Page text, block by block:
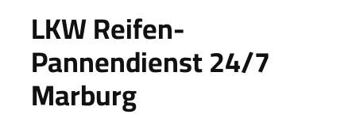
LKW Reifen-
Pannendienst 24/7
Marburg